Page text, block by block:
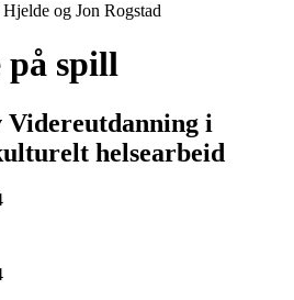
og Jon Rogstad
på spill
Videreutdanning i
helsearbeid